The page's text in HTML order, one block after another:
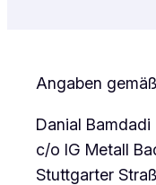
Angaben
Danial Bamdadi
c/o IG Metall
Stuttgarter